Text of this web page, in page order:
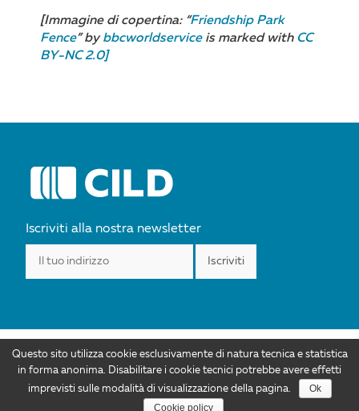
[Immagine di copertina: “Friendship Park
Fence” bybbcworldserviceis marked with CC
BY-NC 2.0]
POST
Iscriviti alla nostra newsletter
Attribuzione 4.0 Internazionale. Autorizzazioni ulteriori rispetto allo scopo di
questa licenza sono disponibili all'indirizzo info@cild.eu |Privacy policy
Questo sito utilizza cookie esclusivamente di natura tecnica e statistica
in forma anonima. Disabilitare i cookie tecnici potrebbe avere effetti
imprevisti sulle modalità di visualizzazione della pagina.
Ok
Cookie policy